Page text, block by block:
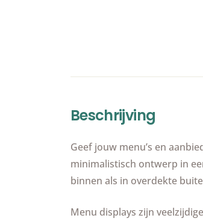
Beschrijving
Geef jouw menu’s en
minimalistisch ontwerp in
binnen als in overdekte
Menu displays zijn